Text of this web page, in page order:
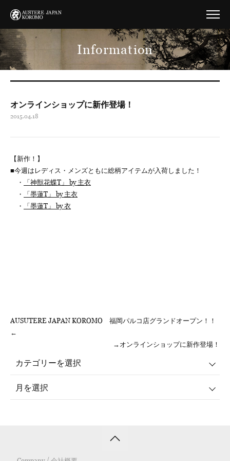
Information
オンラインショップに新作登場！
2015.04.18
【新作！】
■今週はレディス・メンズともに総柄アイテムが入荷しました！
・
「神獣花蝶T」 by 主衣
・
「墨蓮T」 by 主衣
・
「墨蓮T」 by 衣
AUSUTERE JAPAN KOROMO 福岡パルコ店グランドオープン！！
←
→オンラインショップに新作登場！